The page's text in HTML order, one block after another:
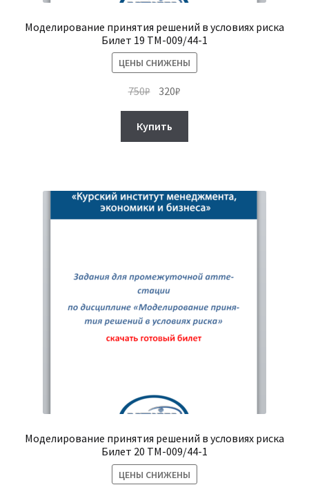
Моделирование принятия решений в условиях риска
Билет 19 ТМ-009/44-1
ЦЕНЫ СНИЖЕНЫ
750₽ Первоначальная
составляла
750₽.
320₽
Купить
Моделирование принятия решений в условиях риска
Билет 20 ТМ-009/44-1
ЦЕНЫ СНИЖЕНЫ